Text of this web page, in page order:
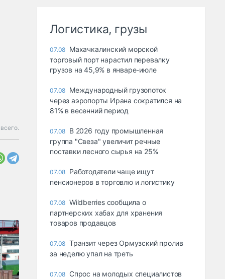
Логистика, грузы
07.08 Махачкалинский морской
торговый порт нарастил перевалку
грузов на 45,9% в январе-июле
07.08 Международный грузопоток
через аэропорты Ирана сократился на
81% в весенний период
07.08 В 2026 году промышленная
группа "Свеза" увеличит речные
поставки лесного сырья на 25%
07.08 Работодатели чаще ищут
пенсионеров в торговлю и логистику
07.08 Wildberries сообщила о
партнерских хабах для хранения
товаров продавцов
07.08 Транзит через Ормузский пролив
за неделю упал на треть
07.08 Спрос на молодых специалистов